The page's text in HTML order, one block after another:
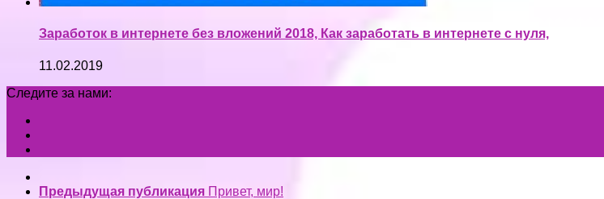
Заработок в интернете без вложений 2018, Как заработать в интернете с нуля,
11.02.2019
Следите за нами:
Предыдущая публикация Привет, мир!